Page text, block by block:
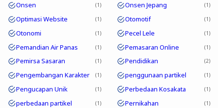
Onsen 1 Onsen Jepang 1
Optimasi Website 1 Otomotif 1
Otonomi 1 Pecel Lele 1
Pemandian Air Panas 1 Pemasaran Online 1
Pemirsa Sasaran 1 Pendidikan 2
Pengembangan Karakter 1 penggunaan partikel 1
Pengucapan Unik 1 Perbedaan Kosakata 1
perbedaan partikel 1 Pernikahan 1